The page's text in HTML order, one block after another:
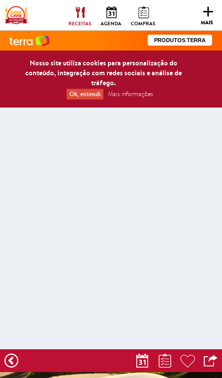
PRODUTOS TERRA
Nosso site utiliza cookies para personalização do
conteúdo, integração com redes sociais e análise de
tráfego.
Ok, entendi Mais informações
MAIS
RECEITAS AGENDA COMPRAS